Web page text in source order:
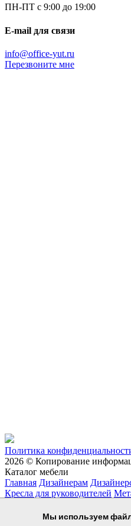
ПН-ПТ с 9:00 до 19:00
E-mail для связи
info@office-yut.ru
Перезвоните мне
Политика
2026 © Копирование
Каталог мебели
Главная Дизайнерам
Кресла для руководителей
Мы используем